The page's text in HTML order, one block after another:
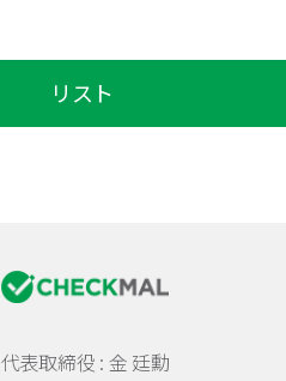
リスト
代表取締役 : 金 廷勳